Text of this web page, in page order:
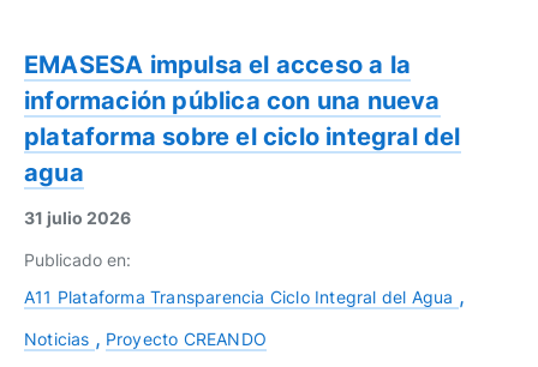
EMASESA impulsa el acceso a la
información pública con una nueva
plataforma sobre el ciclo integral del
agua
31 julio 2026
Publicado en:
A11 Plataforma Transparencia Ciclo Integral del Agua
Noticias Proyecto CREANDO